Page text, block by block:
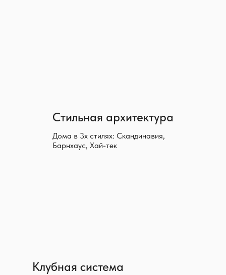
Клубная система
Дома в 3х стилях: Скандинавия,
Барнхаус, Хай-тек
Стильная архитектура